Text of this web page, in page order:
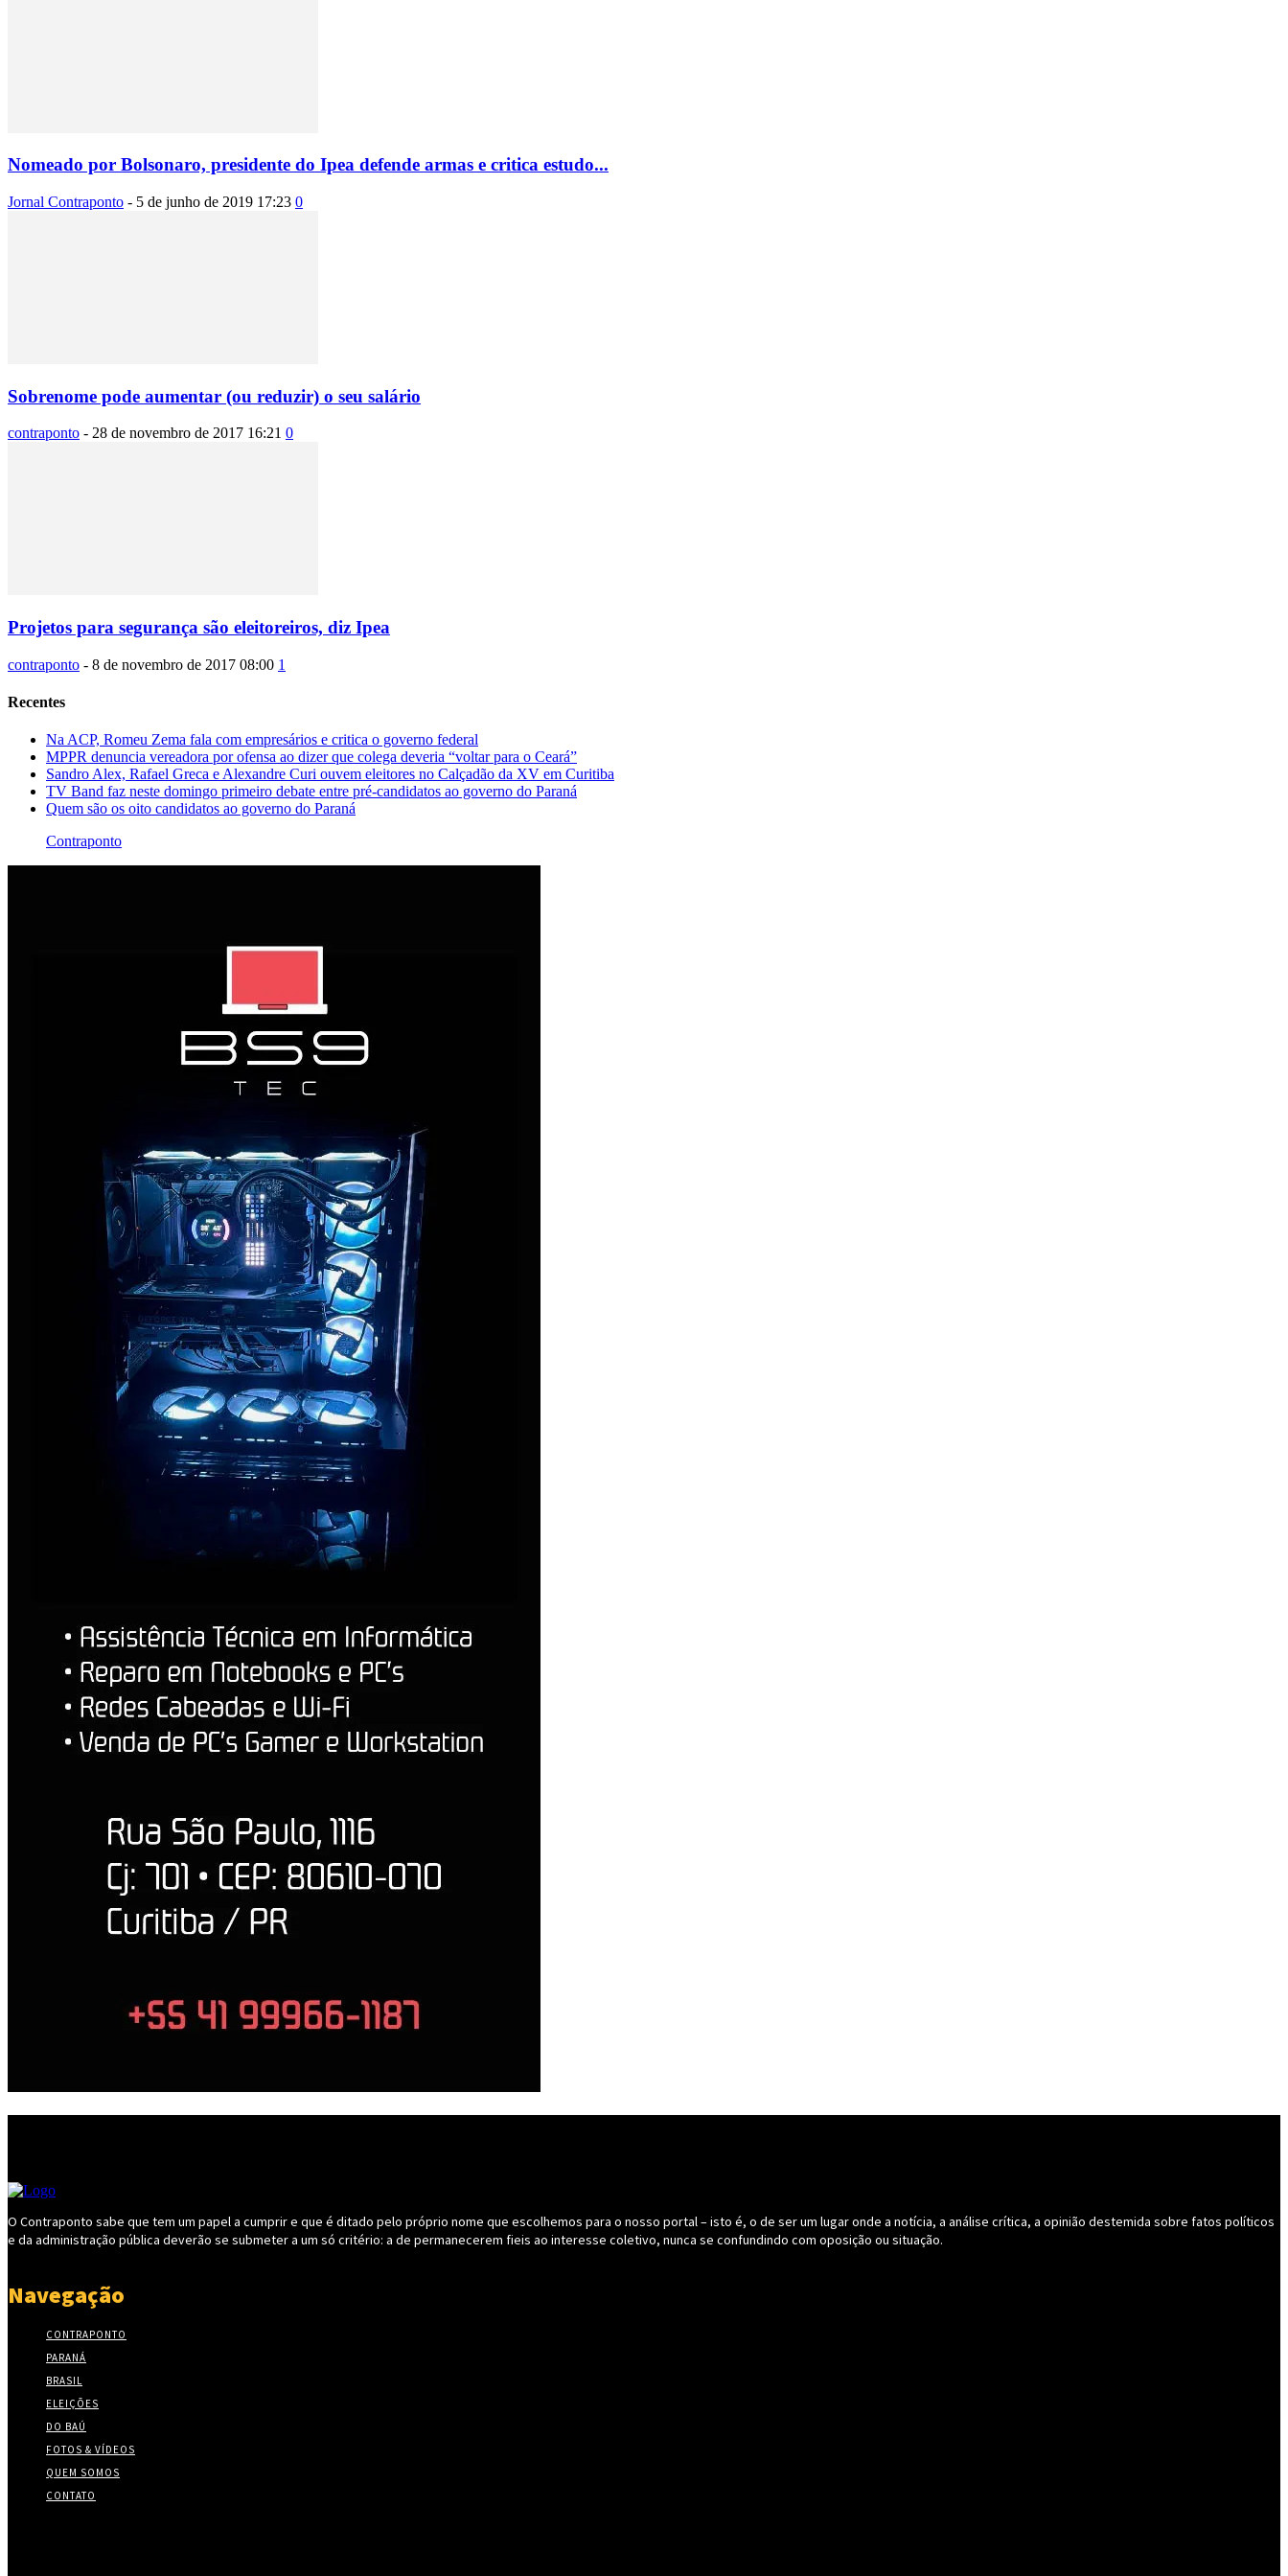
Nomeado por Bolsonaro, presidente do Ipea defende armas e critica estudo...
Jornal Contraponto - 5 de junho de 2019 17:23 0
Sobrenome pode aumentar (ou reduzir) o seu salário
contraponto - 28 de novembro de 2017 16:21 0
Projetos para segurança são eleitoreiros, diz Ipea
contraponto - 8 de novembro de 2017 08:00 1
Recentes
Na ACP, Romeu Zema fala com empresários e critica o governo federal
MPPR denuncia vereadora por ofensa ao dizer que colega deveria “voltar para o Ceará”
Sandro Alex, Rafael Greca e Alexandre Curi ouvem eleitores no Calçadão da XV em Curitiba
TV Band faz neste domingo primeiro debate entre pré-candidatos ao governo do Paraná
Quem são os oito candidatos ao governo do Paraná
Contraponto
O Contraponto sabe que tem um papel a cumprir e que é ditado pelo próprio nome que escolhemos para o nosso portal – isto é, o de ser um lugar onde a notícia, a análise crítica, a opinião destemida sobre fatos políticos
e da administração pública deverão se submeter a um só critério: a de permanecerem fieis ao interesse coletivo, nunca se confundindo com oposição ou situação.
Navegação
CONTRAPONTO
PARANÁ
BRASIL
ELEIÇÕES
DO BAÚ
FOTOS & VÍDEOS
QUEM SOMOS
CONTATO